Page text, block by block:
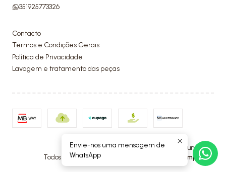
351925773326
Contacto
Termos e Condições Gerais
Política de Privacidade
Lavagem e tratamento das peças
2026 Luna4Kids.
Todos os Direitos Reservados.
Com tecnologia Jumpseller
Envie-nos uma mensagem de
WhatsApp